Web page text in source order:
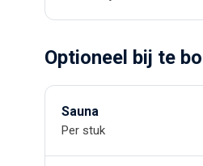
Optioneel bij te
Sauna
Per stuk